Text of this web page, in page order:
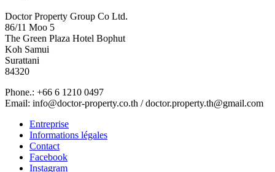
Doctor Property Group Co Ltd.
86/11 Moo 5
The Green Plaza Hotel Bophut
Koh Samui
Surattani
84320
Phone.: +66 6 1210 0497
Email: info@doctor-property.co.th / doctor.property.th@gmail.com
Entreprise
Informations légales
Contact
Facebook
Instagram